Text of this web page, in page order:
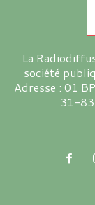
La
société
Adresse : 01
31-